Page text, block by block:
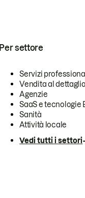
Per settore
Servizi
Vendita al
Agenzie
SaaS e tecnologie
Sanità
Attività locale
Vedi tutti i settori